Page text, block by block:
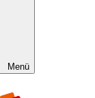
Menü